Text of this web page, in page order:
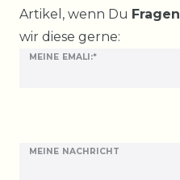
Artikel, wenn Du Fragen
wir diese gerne:
MEINE EMALI:*
MEINE NACHRICHT